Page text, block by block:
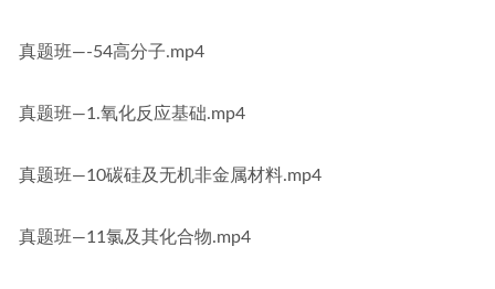
真题班—-54高分子.mp4
真题班—1.氧化反应基础.mp4
真题班—10碳硅及无机非金属材料.mp4
真题班—11氯及其化合物.mp4